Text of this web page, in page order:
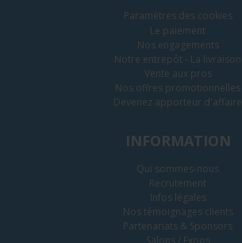
Paramètres des cookies
Le paiement
Nos engagements
Notre entrepôt - La livraison
Vente aux pros
Nos offres promotionnelles
Devenez apporteur d'affaire
INFORMATION
Qui sommes-nous
Recrutement
Infos légales
Nos témoignages clients
Partenariats & Sponsors
Salons / Expos